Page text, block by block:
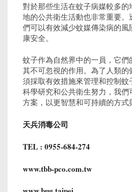
對於那些生活在蚊子病媒較多
地的公共衛生活動也非常重要
們可以有效減少蚊媒傳染病的風
康安全。
蚊子作為自然界中的一員，它
其不可忽視的作用。為了人類
須採取有效措施來管理和控制蚊
科學研究和公共衛生努力，我
方案，以更智慧和可持續的方式
天兵消毒公司
TEL : 0955-684-274
www.tbb-pco.com.tw